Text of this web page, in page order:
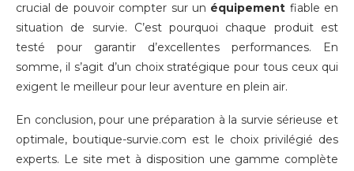
crucial de pouvoir compter sur un équipement fiable en
situation de survie. C’est pourquoi chaque produit est
testé pour garantir d’excellentes performances. En
somme, il s’agit d’un choix stratégique pour tous ceux qui
exigent le meilleur pour leur aventure en plein air.
En conclusion, pour une préparation à la survie sérieuse et
optimale, boutique-survie.com est le choix privilégié des
experts. Le site met à disposition une gamme complète